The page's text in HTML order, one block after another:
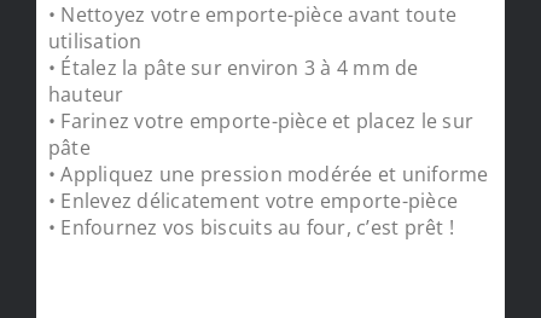
• Nettoyez votre emporte-pièce avant toute
utilisation
• Étalez la pâte sur environ 3 à 4 mm de
hauteur
• Farinez votre emporte-pièce et placez le sur
pâte
• Appliquez une pression modérée et uniforme
• Enlevez délicatement votre emporte-pièce
• Enfournez vos biscuits au four, c’est prêt !